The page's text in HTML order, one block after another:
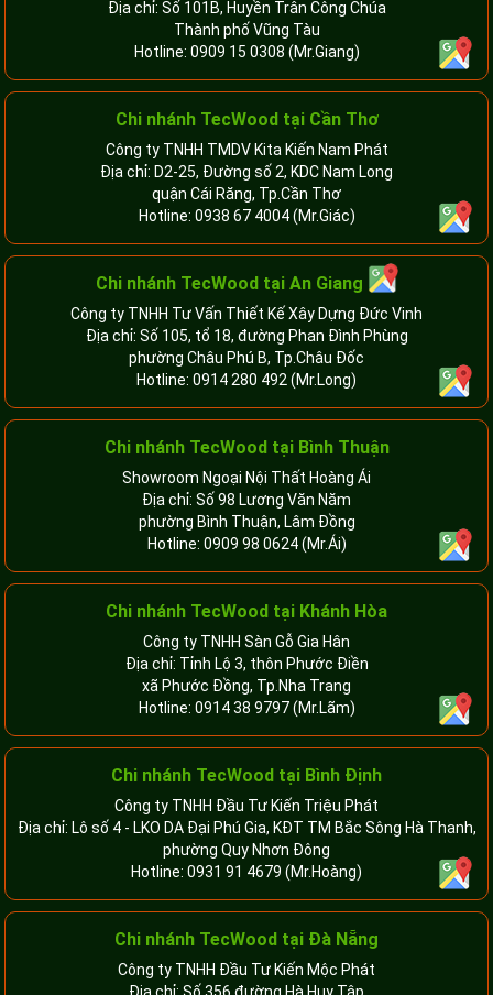
Địa chỉ: Số 101B, Huyền Trân Công Chúa
Thành phố Vũng Tàu
Hotline: 0909 15 0308 (Mr.Giang)
Chi nhánh TecWood tại Cần Thơ
Công ty TNHH TMDV Kita Kiến Nam Phát
Địa chỉ: D2-25, Đường số 2, KDC Nam Long
quận Cái Răng, Tp.Cần Thơ
Hotline: 0938 67 4004(Mr.Giác)
Chi nhánh TecWood tại An Giang
Công ty TNHH Tư Vấn Thiết Kế Xây Dựng Đức Vinh
Địa chỉ: Số 105, tổ 18, đường Phan Đình Phùng
phường Châu Phú B, Tp.Châu Đốc
Hotline: 0914 280 492 (Mr.Long)
Chi nhánh TecWood tại Bình Thuận
Showroom Ngoại Nội Thất Hoàng Ái
Địa chỉ: Số 98 Lương Văn Năm
phường Bình Thuận, Lâm Đồng
Hotline: 0909 98 0624(Mr.Ái)
Chi nhánh TecWood tại Khánh Hòa
Công ty TNHH Sàn Gỗ Gia Hân
Địa chỉ: Tỉnh Lộ 3, thôn Phước Điền
xã Phước Đồng, Tp.Nha Trang
Hotline: 0914 38 9797(Mr.Lãm)
Chi nhánh TecWood tại Bình Định
Công ty TNHH Đầu Tư Kiến Triệu Phát
Địa chỉ: Lô số 4 - LKO DA Đại Phú Gia, KĐT TM Bắc Sông Hà Thanh,
phường Quy Nhơn Đông
Hotline: 0931 91 4679 (Mr.Hoàng)
Chi nhánh TecWood tại Đà Nẵng
Công ty TNHH Đầu Tư Kiến Mộc Phát